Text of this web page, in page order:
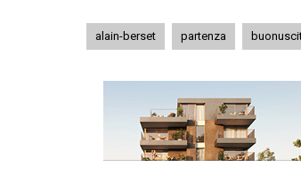
alain-berset partenza